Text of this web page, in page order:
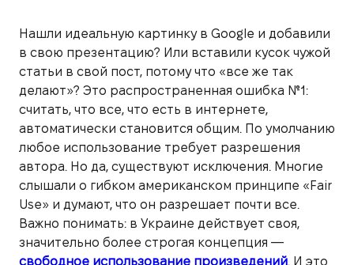
Нашли идеальную картинку в Google и добавили
в свою презентацию? Или вставили кусок чужой
статьи в свой пост, потому что «все же так
делают»? Это распространенная ошибка №1:
считать, что все, что есть в интернете,
автоматически становится общим. По умолчанию
любое использование требует разрешения
автора. Но да, существуют исключения. Многие
слышали о гибком американском принципе «Fair
Use» и думают, что он разрешает почти все.
Важно понимать: в Украине действует своя,
значительно более строгая концепция —
свободное использование произведений. И это